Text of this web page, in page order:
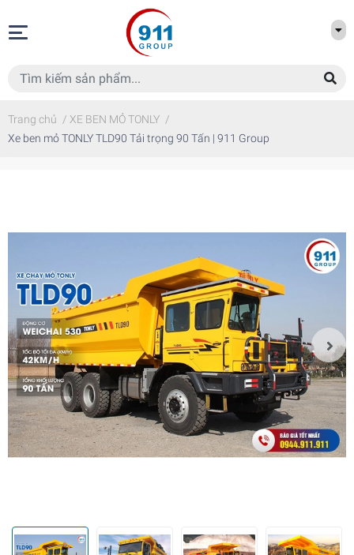
Trang chủ / XE BEN MỎ TONLY /
Xe ben mỏ TONLY TLD90 Tải trọng 90 Tấn | 911 Group